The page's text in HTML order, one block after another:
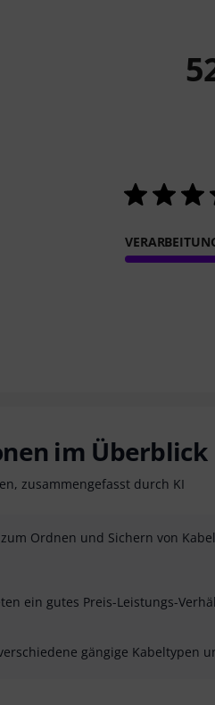
im Überblick
zusammengefasst durch KI
Ordnen und Sichern von
ein gutes Preis-Leistungs-
gängige Kabeltypen